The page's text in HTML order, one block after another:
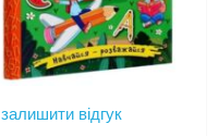
залишити відгук